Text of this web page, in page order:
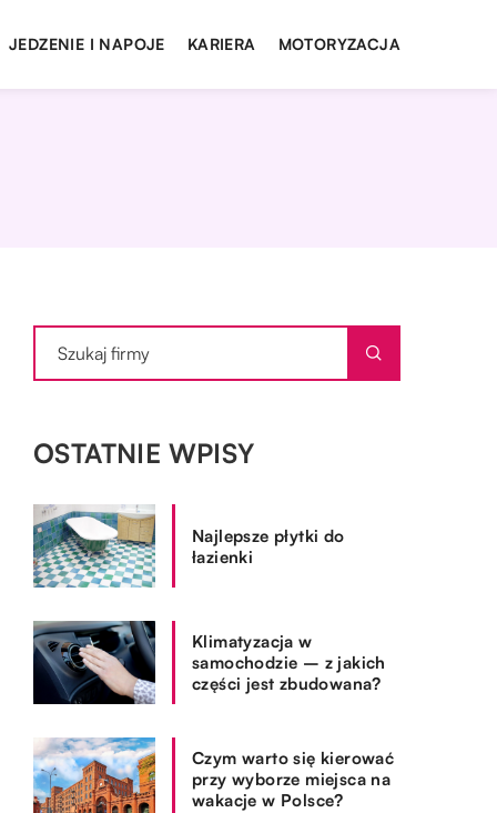
JEDZENIE I NAPOJE KARIERA MOTORYZACJA
OSTATNIE WPISY
Najlepsze płytki do
łazienki
Klimatyzacja w
samochodzie – z jakich
części jest zbudowana?
Czym warto się kierować
przy wyborze miejsca na
wakacje w Polsce?